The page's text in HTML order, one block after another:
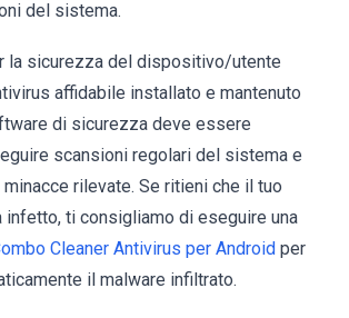
del sistema.
la sicurezza del dispositivo/utente
affidabile installato e mantenuto
di sicurezza deve essere
scansioni regolari del sistema e
rilevate. Se ritieni che il tuo
infetto, ti consigliamo di eseguire una
Cleaner Antivirus per Android per
il malware infiltrato.